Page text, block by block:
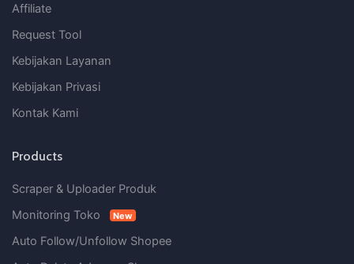
Affiliate
Request Tool
Kebijakan Layanan
Kebijakan Privasi
Kontak Kami
Products
Scraper & Uploader Produk
Monitoring Toko
New
Auto Follow/Unfollow Shopee